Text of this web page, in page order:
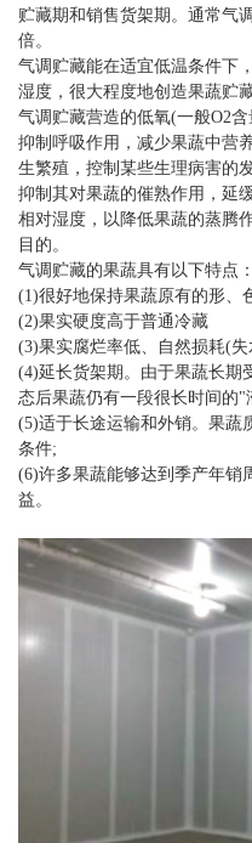
贮藏期和销售货架期。通常气
倍。
气调贮藏能在适宜低温条件下
湿度，很大程度地创造果蔬贮
气调贮藏营造的低氧(一般O2
抑制呼吸作用，减少果蔬中营
生繁殖，控制某些生理病害的
抑制其对果蔬的催熟作用，延
相对湿度，以降低果蔬的蒸腾
目的。
气调贮藏的果蔬具有以下特点：
(1)很好地保持果蔬原有的形、
(2)果实硬度高于普通冷藏
(3)果实腐烂率低、自然损耗(失
(4)延长货架期。由于果蔬长期
态后果蔬仍有一段很长时间的
(5)适于长途运输和外销。果蔬
条件;
(6)许多果蔬能够达到季产年销
益。